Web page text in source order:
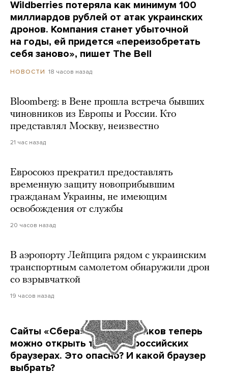
Wildberries потеряла как минимум 100
миллиардов рублей от атак украинских
дронов. Компания станет убыточной
на годы, ей придется «переизобретать
себя заново», пишет The Bell
НОВОСТИ 18 часов назад
Bloomberg: в Вене прошла встреча бывших
чиновников из Европы и России. Кто
представлял Москву, неизвестно
21 час назад
Евросоюз прекратил предоставлять
временную защиту новоприбывшим
гражданам Украины, не имеющим
освобождения от службы
20 часов назад
В аэропорту Лейпцига рядом с украинским
транспортным самолетом обнаружили дрон
со взрывчаткой
19 часов назад
Сайты «Сбера» и других банков теперь
можно открыть только в российских
браузерах. Это опасно? И какой браузер
выбрать?